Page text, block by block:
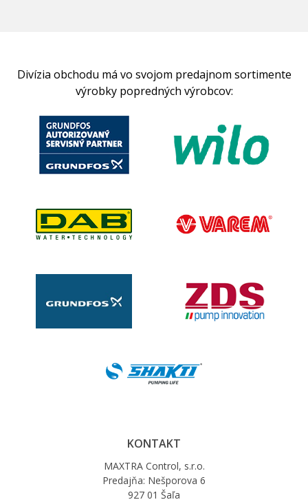
Divízia obchodu má vo svojom predajnom sortimente
výrobky popredných výrobcov:
KONTAKT
MAXTRA Control, s.r.o.
Predajňa: Nešporova 6
927 01 Šaľa